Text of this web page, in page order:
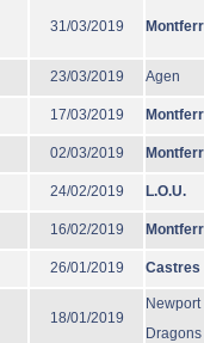
31/03/2019
23/03/2019 Agen
17/03/2019
02/03/2019
24/02/2019 L.O.U.
16/02/2019
26/01/2019 Castres
18/01/2019
Newport
Dragons